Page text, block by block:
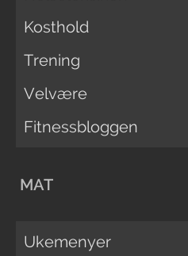
Kosthold
Trening
Velvære
Fitnessbloggen
MAT
Ukemenyer